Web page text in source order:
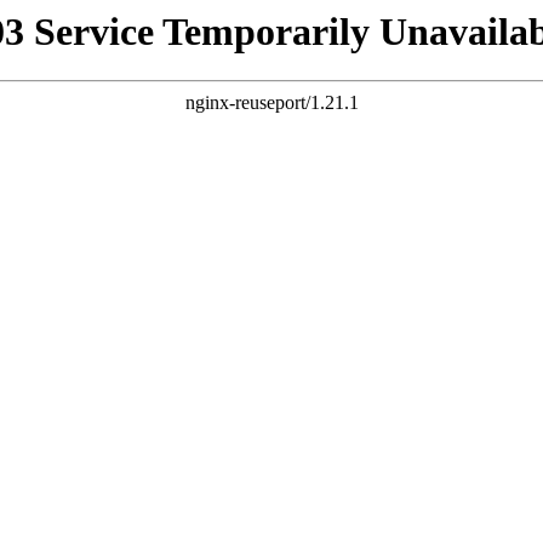
Service Temporarily
nginx-reuseport/1.21.1